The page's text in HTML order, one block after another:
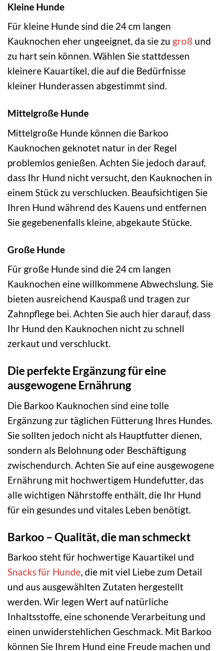
Kleine Hunde
Für kleine Hunde sind die 24 cm langen
Kauknochen eher ungeeignet, da sie zu groß und
zu hart sein können. Wählen Sie stattdessen
kleinere Kauartikel, die auf die Bedürfnisse
kleiner Hunderassen abgestimmt sind.
Mittelgroße Hunde
Mittelgroße Hunde können die Barkoo
Kauknochen geknotet natur in der Regel
problemlos genießen. Achten Sie jedoch darauf,
dass Ihr Hund nicht versucht, den Kauknochen in
einem Stück zu verschlucken. Beaufsichtigen Sie
Ihren Hund während des Kauens und entfernen
Sie gegebenenfalls kleine, abgekaute Stücke.
Große Hunde
Für große Hunde sind die 24 cm langen
Kauknochen eine willkommene Abwechslung. Sie
bieten ausreichend Kauspaß und tragen zur
Zahnpflege bei. Achten Sie auch hier darauf, dass
Ihr Hund den Kauknochen nicht zu schnell
zerkaut und verschluckt.
Die perfekte Ergänzung für eine
ausgewogene Ernährung
Die Barkoo Kauknochen sind eine tolle
Ergänzung zur täglichen Fütterung Ihres Hundes.
Sie sollten jedoch nicht als Hauptfutter dienen,
sondern als Belohnung oder Beschäftigung
zwischendurch. Achten Sie auf eine ausgewogene
Ernährung mit hochwertigem Hundefutter, das
alle wichtigen Nährstoffe enthält, die Ihr Hund
für ein gesundes und vitales Leben benötigt.
Barkoo – Qualität, die man schmeckt
Barkoo steht für hochwertige Kauartikel und
Snacksfür Hunde, die mit viel Liebe zum Detail
und aus ausgewählten Zutaten hergestellt
werden. Wir legen Wert auf natürliche
Inhaltsstoffe, eine schonende Verarbeitung und
einen unwiderstehlichen Geschmack. Mit Barkoo
können Sie Ihrem Hund eine Freude machen und